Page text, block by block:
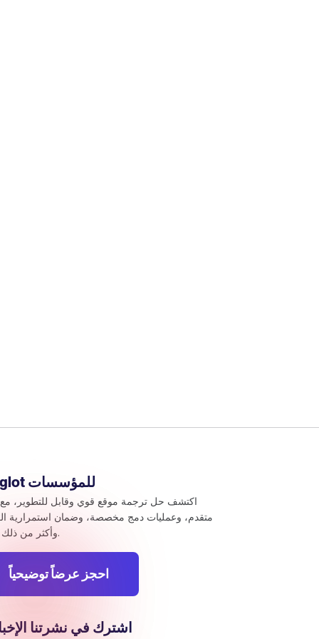
Weglot للمؤسسات
اكتشف حل ترجمة موقع قوي وقابل للتطوير، مع
متقدم، وعمليات دمج مخصصة، وضمان استمرارية
وأكثر من ذلك بكثير.
احجز عرضاً توضيحياً
اشترك في نشرتنا